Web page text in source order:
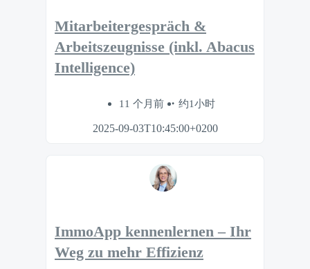
Mitarbeitergespräch &
Arbeitszeugnisse (inkl. Abacus
Intelligence)
11 个月前 约1小时
2025-09-03T10:45:00+0200
ImmoApp kennenlernen – Ihr
Weg zu mehr Effizienz